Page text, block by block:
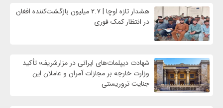
هشدار تازه اوچا | ۲.۷ میلیون بازگشت‌کننده افغان
در انتظار کمک فوری
شهادت‌ دیپلمات‌های ایرانی در مزارشریف؛ تأکید
وزارت خارجه بر مجازات آمران و عاملان این
جنایت تروریستی